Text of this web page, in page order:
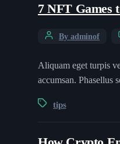
7 NFT Games
By adminof
Aliquam eget turpis
accumsan. Phasellus
tips